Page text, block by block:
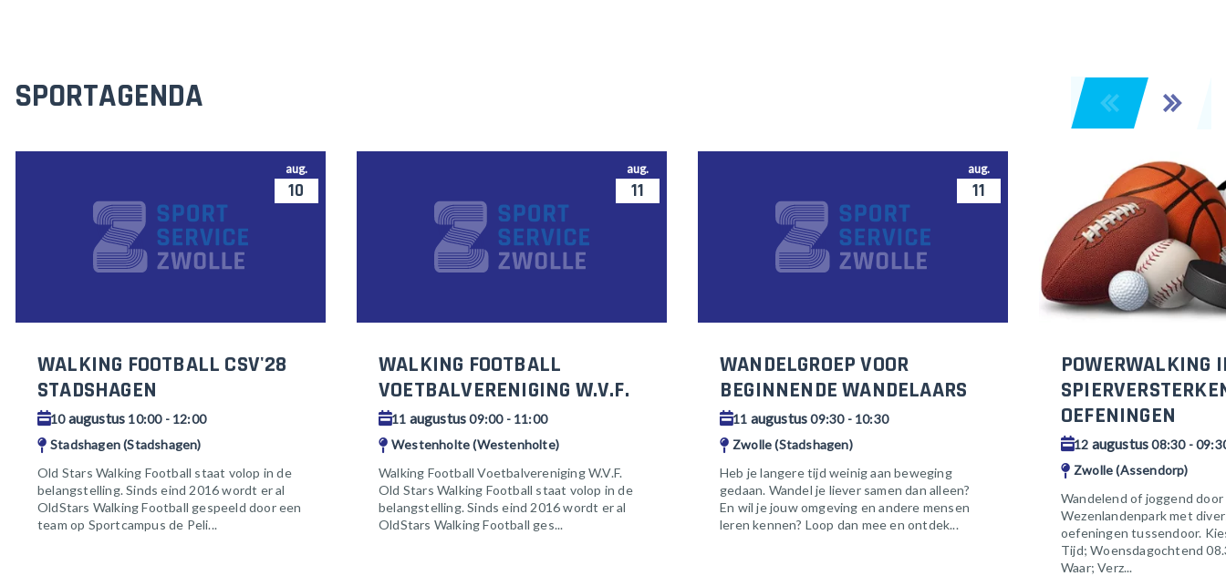
SPORTAGENDA
aug.
10
WALKING FOOTBALL CSV'28
STADSHAGEN
10augustus 10:00 - 12:00
Stadshagen (Stadshagen)
Old Stars Walking Football staat volop in de
belangstelling. Sinds eind 2016 wordt er al
OldStars Walking Football gespeeld door een
team op Sportcampus de Peli...
aug.
11
WALKING FOOTBALL
VOETBALVERENIGING W.V.F.
11 augustus09:00 - 11:00
Westenholte (Westenholte)
Walking Football Voetbalvereniging W.V.F.
Old Stars Walking Football staat volop in de
belangstelling. Sinds eind 2016 wordt er al
OldStars Walking Football ges...
aug.
11
WANDELGROEP VOOR
BEGINNENDE WANDELAARS
11 augustus09:30 - 10:30
Zwolle (Stadshagen)
Heb je langere tijd weinig aan beweging
gedaan. Wandel je liever samen dan alleen?
En wil je jouw omgeving en andere mensen
leren kennen? Loop dan mee en ontdek...
POWERWALKING
OEFENINGEN
12 augustus08:30 -
Zwolle (Assendorp)
Wandelend of joggend
Wezenlandenpark met
oefeningen tussendoor.
Tijd; Woensdagochtend
Waar; Verz...